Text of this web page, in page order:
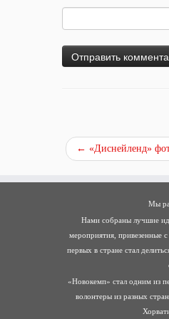
← «Диснейленд»
Мы
Нами собраны лучшие
мероприятия, привезенные
первых в стране стал
«Новокемп» стал одним из
волонтеры из разных